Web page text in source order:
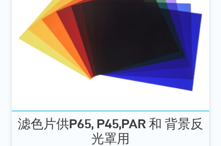
滤色片供P65, P45,PAR 和 背景反
光罩用